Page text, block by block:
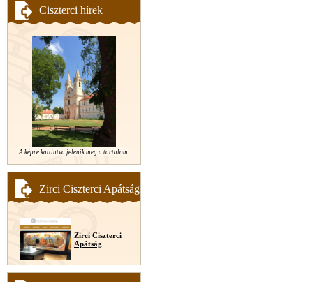
Ciszterci hírek
A képre kattintva jelenik meg a tartalom.
Zirci Ciszterci Apátság
Zirci Ciszterci
Apátság